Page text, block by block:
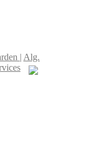
| Alg.